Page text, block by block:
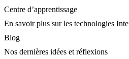
Centre d’apprentissage
En savoir plus sur les technologies
Blog
Nos dernières idées et réflexions